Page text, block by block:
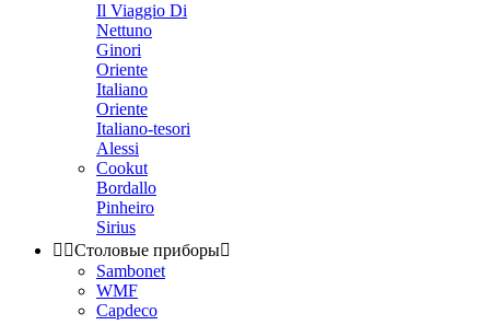
Il Viaggio Di
Nettuno
Ginori
Oriente
Italiano
Oriente
Italiano-tesori
Alessi
Cookut
Bordallo
Pinheiro
Sirius
 Столовые приборы
Sambonet
WMF
Capdeco